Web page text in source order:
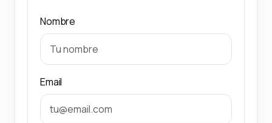
Nombre
Email